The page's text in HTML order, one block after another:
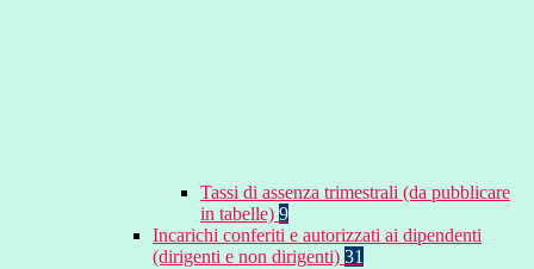
Tassi di assenza trimestrali (da pubblicare
in tabelle) 9
Incarichi conferiti e autorizzati ai dipendenti
(dirigenti e non dirigenti) 31